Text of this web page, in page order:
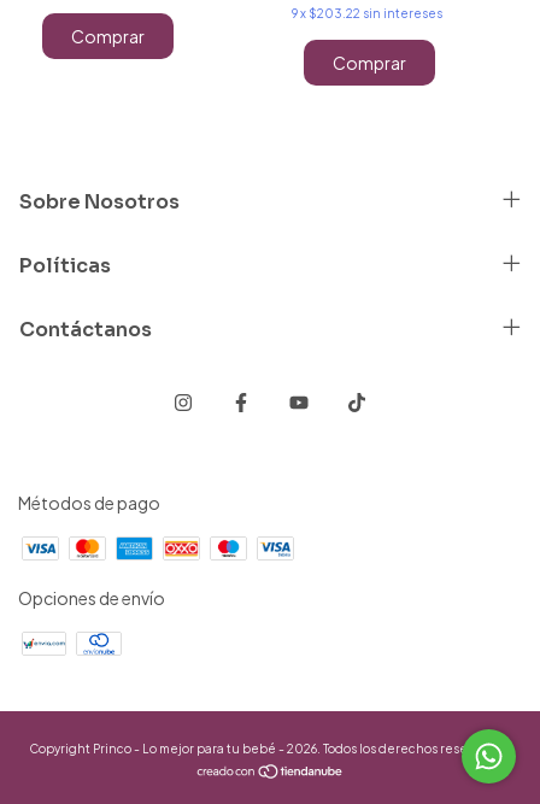
Comprar
9 x $203.22 sin intereses
Comprar
Sobre Nosotros
Políticas
Contáctanos
Métodos de pago
Opciones de envío
Copyright Princo - Lo mejor para tu bebé - 2026. Todos los derechos reservados.